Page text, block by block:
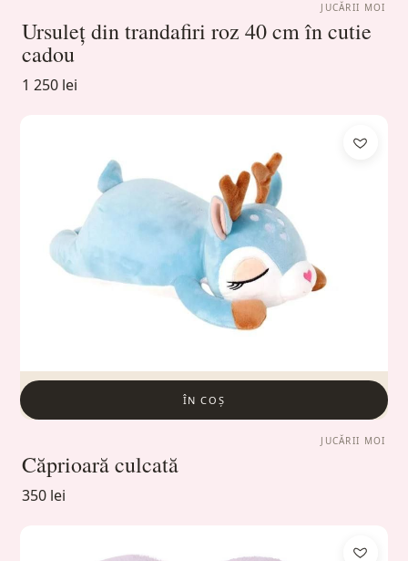
JUCĂRII MOI
Ursuleț din trandafiri roz 40 cm în cutie
cadou
1 250 lei
ÎN COȘ
JUCĂRII MOI
Căprioară culcată
350 lei